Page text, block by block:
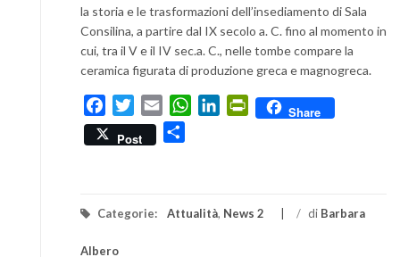
la storia e le trasformazioni dell’insediamento di Sala
Consilina, a partire dal IX secolo a. C. fino al momento in
cui, tra il V e il IV sec.a. C., nelle tombe compare la
ceramica figurata di produzione greca e magnogreca.
FacebookTwitterEmail WhatsApp
LinkedInPrintFriendly
Share
Post
Categorie: Attualità, News 2 / di Barbara
Albero